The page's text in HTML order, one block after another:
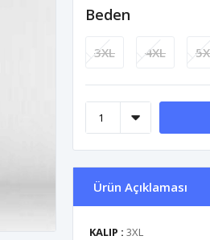
Beden
3XL 4XL
Ürün Açıklaması
KALIP : 3XL